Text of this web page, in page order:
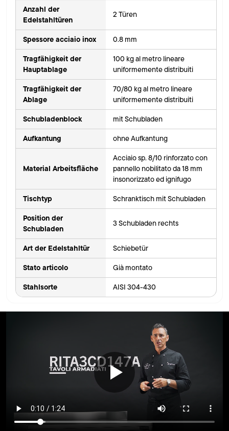
Anzahl der
Edelstahltüren
2 Türen
Spessore acciaio inox 0.8 mm
Tragfähigkeit der
Hauptablage
100 kg al metro lineare
uniformemente distribuiti
Tragfähigkeit der
Ablage
70/80 kg al metro lineare
uniformemente distribuiti
Schubladenblock mit Schubladen
Aufkantung ohne Aufkantung
Material Arbeitsfläche
Acciaio sp. 8/10 rinforzato con
pannello nobilitato da 18 mm
insonorizzato ed ignifugo
Tischtyp Schranktisch mit Schubladen
Position der
Schubladen
3 Schubladen rechts
Art der Edelstahltür Schiebetür
Stato articolo Già montato
Stahlsorte AISI 304-430